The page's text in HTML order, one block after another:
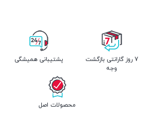
7 روز گارانتی بازگشت
وجه
پشتیبانی همیشگی
محصولات اصل